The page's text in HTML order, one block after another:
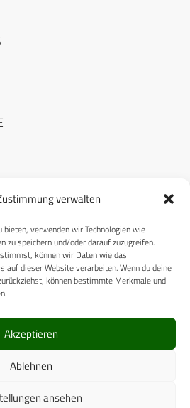
verwalten
verwenden wir Technologien wie
zu speichern und/oder darauf zuzugreifen.
können wir Daten wie das
auf dieser Website verarbeiten. Wenn du deine
können bestimmte Merkmale und
Akzeptieren
Ablehnen
ansehen